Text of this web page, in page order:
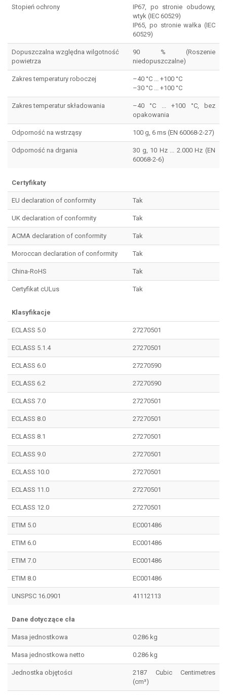
Stopień ochrony
IP67, po stronie obudowy,
wtyk (IEC 60529)
IP65, po stronie wałka (IEC
60529)
Dopuszczalna względna wilgotność
powietrza
90 % (Roszenie
niedopuszczalne)
Zakres temperatury roboczej
–40 °C ... +100 °C
–30 °C ... +100 °C
Zakres temperatur składowania
–40 °C ... +100 °C, bez
opakowania
Odporność na wstrząsy 100 g, 6 ms (EN 60068-2-27)
Odporność na drgania
30 g, 10 Hz ... 2.000 Hz (EN
60068-2-6)
Certyfikaty
EU declaration of conformity Tak
UK declaration of conformity Tak
ACMA declaration of conformity Tak
Moroccan declaration of conformity Tak
China-RoHS Tak
Certyfikat cULus Tak
Klasyfikacje
ECLASS 5.0 27270501
ECLASS 5.1.4 27270501
ECLASS 6.0 27270590
ECLASS 6.2 27270590
ECLASS 7.0 27270501
ECLASS 8.0 27270501
ECLASS 8.1 27270501
ECLASS 9.0 27270501
ECLASS 10.0 27270501
ECLASS 11.0 27270501
ECLASS 12.0 27270501
ETIM 5.0 EC001486
ETIM 6.0 EC001486
ETIM 7.0 EC001486
ETIM 8.0 EC001486
UNSPSC 16.0901 41112113
Dane dotyczące cła
Masa jednostkowa 0.286 kg
Masa jednostkowa netto 0.286 kg
Jednostka objętości
2187 Cubic Centimetres
(cm³)